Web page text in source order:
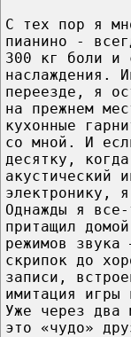
С тех пор я
пианино -
300 кг боли и
наслаждения.
переезде, я
на прежнем
кухонные
со мной. И
десятку,
акустический
электронику,
Однажды я
притащил
режимов
скрипок до
записи,
имитация игры
Уже через два
это «чудо»